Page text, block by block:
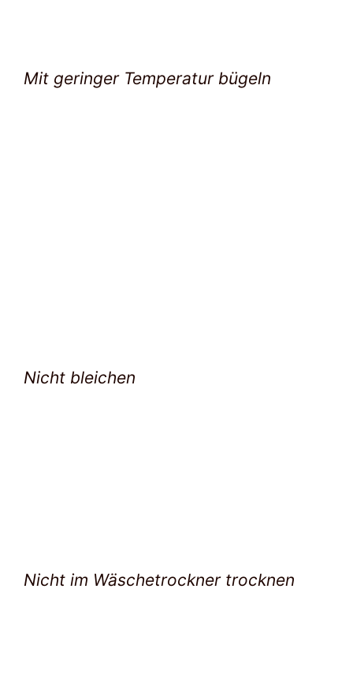
Mit geringer Temperatur bügeln
Nicht bleichen
Nicht im Wäschetrockner trocknen